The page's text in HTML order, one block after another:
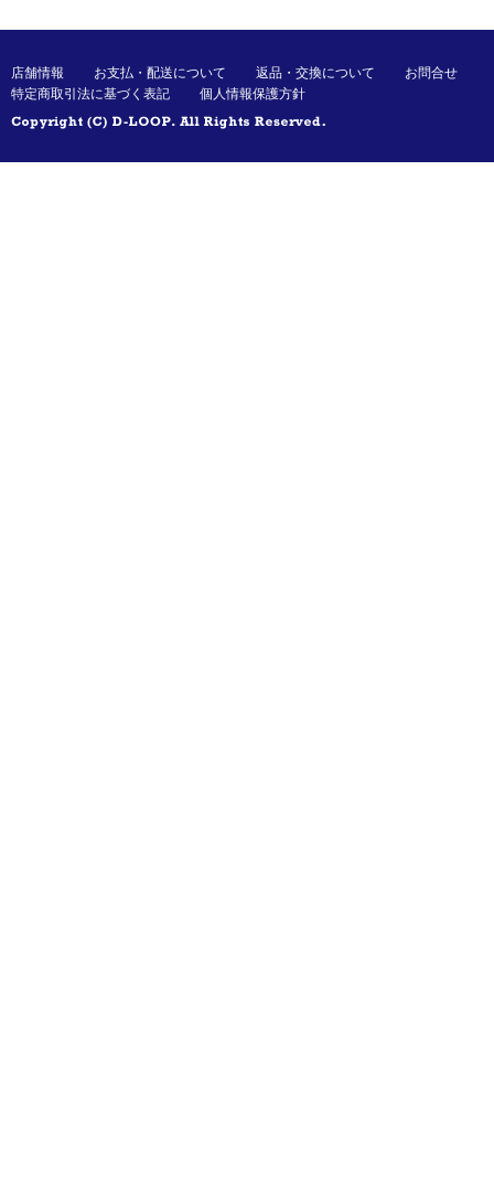
店舗情報 お支払・配送について 返品・交換について
お問合せ
特定商取引法に基づく表記
個人情報保護方針